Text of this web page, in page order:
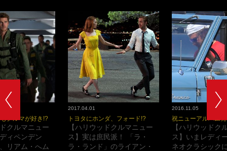
2017.04.01
トヨタにホンダ、フォード!?
【ハリウッドクルマニュー
ス】実は庶民派！ 「ラ・
ラ・ランド」のライアン・
2016.11.05
祝ニューアルバム
【ハリウッドク
ス】いまレディ
ネオクラシック
クルマが好き!?
クルマニュー
ィペンデン
リアム・へム